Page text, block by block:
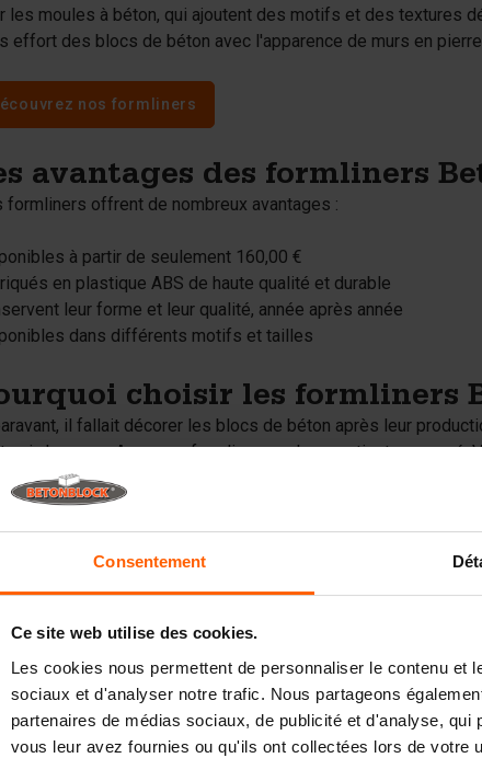
Consentement
Ce site web utilise des cookies.
Les cookies nous permettent de personnaliser le contenu
sociaux et d'analyser notre trafic. Nous partageons
partenaires de médias sociaux, de publicité et d'analyse,
vous leur avez fournies ou qu'ils ont collectées lors de votre
les moules à béton, qui ajoutent des motifs et des textures
effort des blocs de béton avec l'apparence de murs en
nos formliners
avantages des formliners
formliners offrent de nombreux avantages :
à partir de seulement 160,00 €
en plastique ABS de haute qualité et durable
leur forme et leur qualité, année après année
dans différents motifs et tailles
choisir les formliners
il fallait décorer les blocs de béton après leur
ci-dessous. Avec nos formliners, cela appartient au
avec l'apparence d'un mur en pierre, ce qui est